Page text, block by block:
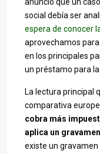
social debía ser
espera de conocer
aprovechamos
en los principales
un préstamo para
La lectura principal
comparativa
cobra más
aplica un gravamen
existe un gravamen